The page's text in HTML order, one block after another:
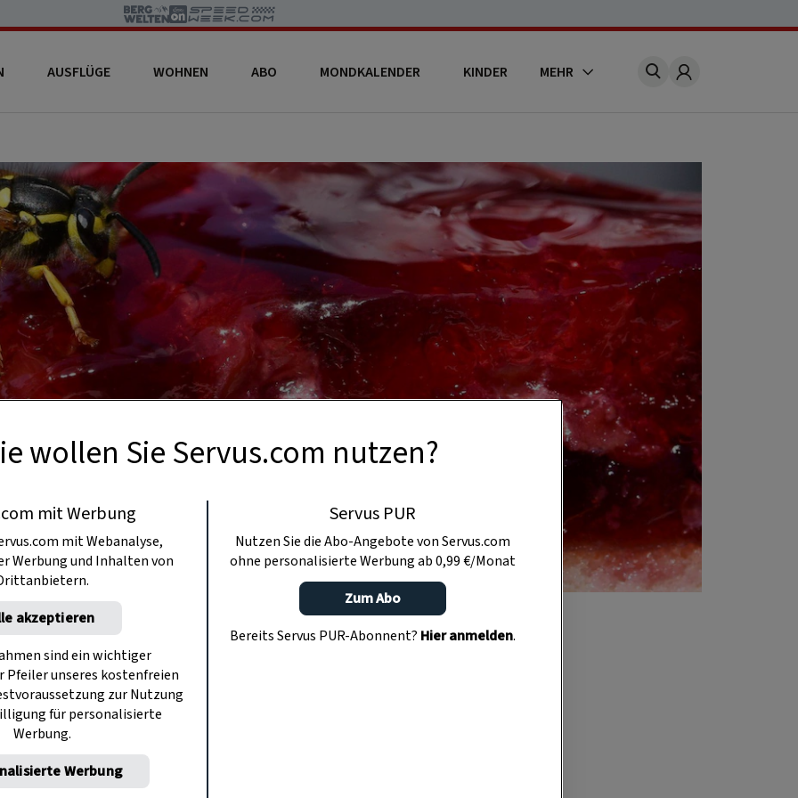
AUSFLÜGE WOHNEN ABO MONDKALENDER KINDER MEHR Account
gegen Wespen
im Freien beim Essen ganz schön lästig werden. Wir schätzen
unsere Gärten lebendig machen und haben daher in der Servus-
nach natürlichen Mitteln gefragt, um Wespen zu vertreiben.
wollen Sie Servus.com nutzen?
mit Werbung
mit Webanalyse,
Werbung und Inhalten von
akzeptieren
sind ein wichtiger
unseres kostenfreien
zur Nutzung
für personalisierte
Werbung.
Werbung
Servus PUR
Nutzen Sie die Abo-Angebote von Servus.com
ohne personalisierte Werbung ab 0,99 €/Monat
Zum Abo
Bereits Servus PUR-Abonnent? Hier anmelden.